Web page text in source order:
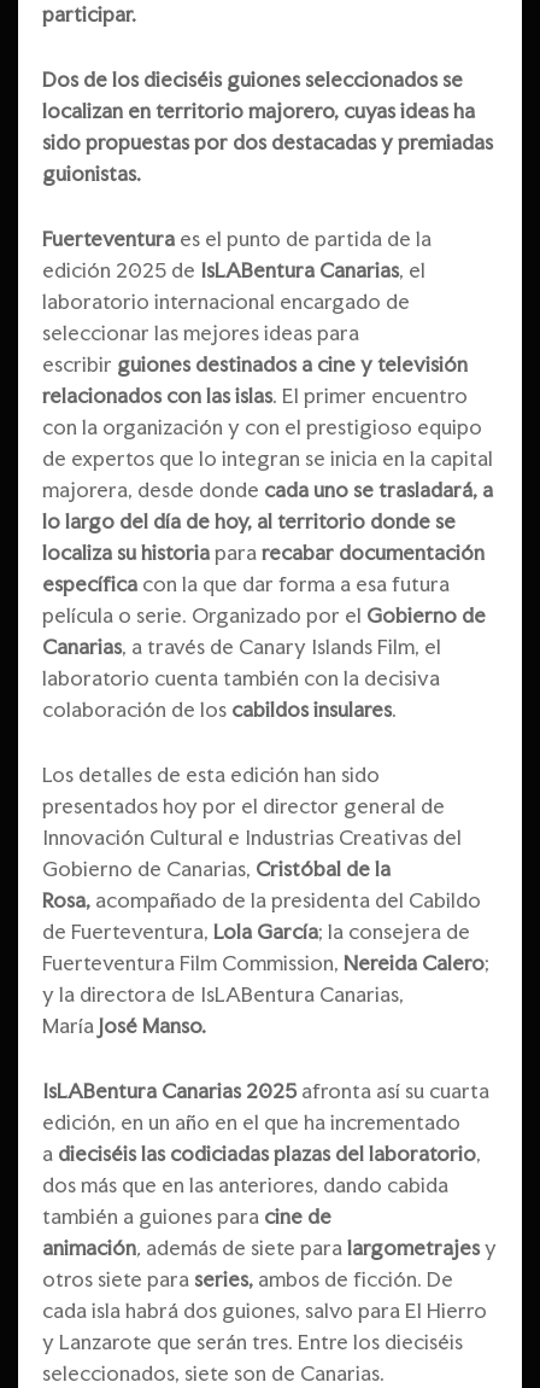
participar.
Dos de los dieciséis guiones seleccionados se
localizan en territorio majorero, cuyas ideas ha
sido propuestas por dos destacadas y premiadas
guionistas.
Fuerteventura es el punto de partida de la
edición 2025 de IsLABentura Canarias, el
laboratorio internacional encargado de
seleccionar las mejores ideas para
escribir guiones destinados a cine y televisión
relacionados con las islas. El primer encuentro
con la organización y con el prestigioso equipo
de expertos que lo integran se inicia en la capital
majorera, desde donde cada uno se trasladará, a
lo largo del día de hoy, al territorio donde se
localiza su historiapararecabar documentación
específicacon la que dar forma a esa futura
película o serie. Organizado por el Gobierno de
Canarias, a través de Canary Islands Film, el
laboratorio cuenta también con la decisiva
colaboración de los cabildos insulares.
Los detalles de esta edición han sido
presentados hoy por el director general de
Innovación Cultural e Industrias Creativas del
Gobierno de Canarias, Cristóbal de la
Rosa, acompañado de la presidenta del Cabildo
de Fuerteventura, Lola García; la consejera de
Fuerteventura Film Commission, Nereida Calero;
y la directora de IsLABentura Canarias,
MaríaJosé Manso.
IsLABentura Canarias 2025afronta así su cuarta
edición, en un año en el que ha incrementado
a dieciséis las codiciadas plazas del laboratorio,
dos más que en las anteriores, dando cabida
también a guiones para cine de
animación, además de siete paralargometrajesy
otros siete para series, ambos de ficción. De
cada isla habrá dos guiones, salvo para El Hierro
y Lanzarote que serán tres. Entre los dieciséis
seleccionados, siete son de Canarias.